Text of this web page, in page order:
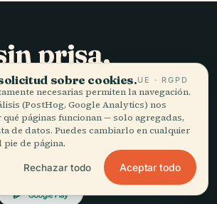
prisa,
Unirme
sobre cookies.UE · RGPD
necesarias permiten la navegación.
(PostHog, Google Analytics) nos
páginas funcionan — solo agregadas,
de datos. Puedes cambiarlo en cualquier
de página.
Rechazar todo Aceptar todo